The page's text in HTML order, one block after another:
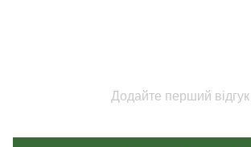
Додайте перший відгук